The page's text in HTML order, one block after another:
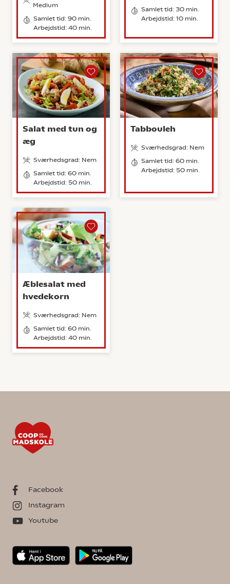
Medium
Samlet tid: 90 min.
Arbejdstid: 40 min.
Samlet tid: 30 min.
Arbejdstid: 10 min.
Salat med tun og
æg
Sværhedsgrad: Nem
Samlet tid: 60 min.
Arbejdstid: 50 min.
Tabbouleh
Sværhedsgrad: Nem
Samlet tid: 60 min.
Arbejdstid: 50 min.
Æblesalat med
hvedekorn
Sværhedsgrad: Nem
Samlet tid: 60 min.
Arbejdstid: 40 min.
Facebook
Instagram
Youtube